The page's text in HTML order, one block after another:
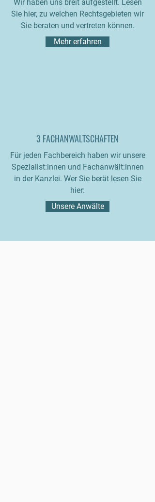
Wir haben uns breit aufgestellt. Lesen
Sie hier, zu welchen Rechtsgebieten wir
Sie beraten und vertreten können.
Mehr erfahren
3 FACHANWALTSCHAFTEN
Für jeden Fachbereich haben wir unsere
Spezialist:innen und Fachanwält:innen
in der Kanzlei. Wer Sie berät lesen Sie
hier:
Unsere Anwälte